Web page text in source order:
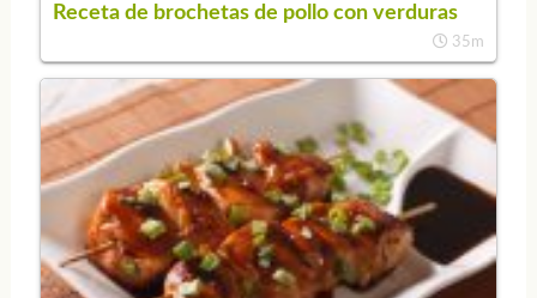
Receta de brochetas de pollo con verduras
35m